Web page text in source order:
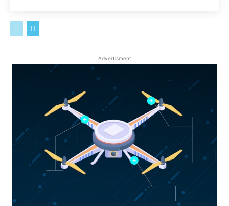
Advertisment